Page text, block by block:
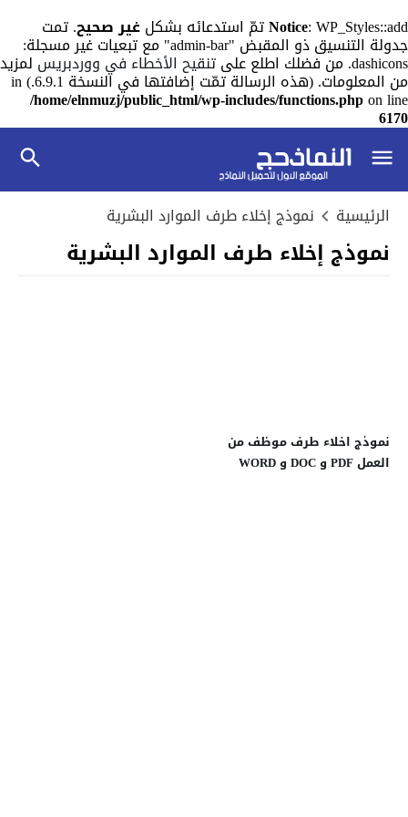
Notice: WP_Styles::add تمّ استدعائه بشكل غير صحيح. تمت
جدولة التنسيق ذو المقبض "admin-bar" مع تبعيات غير مسجلة:
dashicons. من فضلك اطلع على تنقيح الأخطاء في ووردبريس لمزيد
من المعلومات. (هذه الرسالة تمّت إضافتها في النسخة 6.9.1.) in
/home/elnmuzj/public_html/wp-includes/functions.phpon line
6170
الرئيسية نموذج إخلاء طرف الموارد البشرية
نموذج إخلاء طرف الموارد البشرية
نموذج اخلاء طرف موظف من
العمل PDF و DOC و WORD